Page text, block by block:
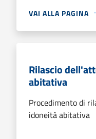
VAI ALLA PAGINA
Rilascio
abitativa
Procedimento di
idoneità abitativa